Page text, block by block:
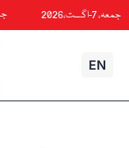
جمعہ، 7-اگست،2026 جمعہ
EN